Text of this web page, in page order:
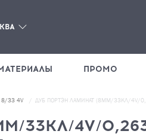
ПРОМО
8/33 4V ДУБ ПОРТЭН ЛАМИНАТ (8ММ/33КЛ/4V/
33КЛ/4V/